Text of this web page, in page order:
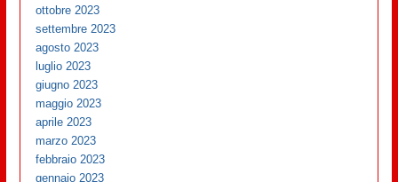
ottobre 2023
settembre 2023
agosto 2023
luglio 2023
giugno 2023
maggio 2023
aprile 2023
marzo 2023
febbraio 2023
gennaio 2023